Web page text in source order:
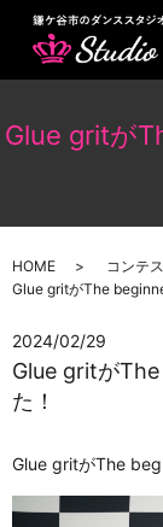
Glue gritが
HOME
コンテ
Glue gritがThe
2024/02/29
Glue gritがThe
た！
Glue gritがThe